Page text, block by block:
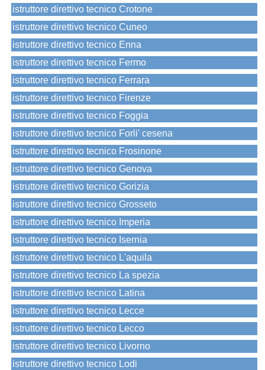
istruttore direttivo tecnico Crotone
istruttore direttivo tecnico Cuneo
istruttore direttivo tecnico Enna
istruttore direttivo tecnico Fermo
istruttore direttivo tecnico Ferrara
istruttore direttivo tecnico Firenze
istruttore direttivo tecnico Foggia
istruttore direttivo tecnico Forli' cesena
istruttore direttivo tecnico Frosinone
istruttore direttivo tecnico Genova
istruttore direttivo tecnico Gorizia
istruttore direttivo tecnico Grosseto
istruttore direttivo tecnico Imperia
istruttore direttivo tecnico Isernia
istruttore direttivo tecnico L'aquila
istruttore direttivo tecnico La spezia
istruttore direttivo tecnico Latina
istruttore direttivo tecnico Lecce
istruttore direttivo tecnico Lecco
istruttore direttivo tecnico Livorno
istruttore direttivo tecnico Lodi